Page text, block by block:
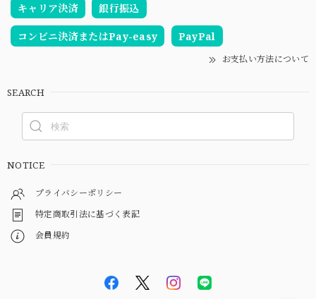
キャリア決済 銀行振込
コンビニ決済またはPay-easy PayPal
お支払い方法について
SEARCH
NOTICE
プライバシーポリシー
特定商取引法に基づく表記
会員規約